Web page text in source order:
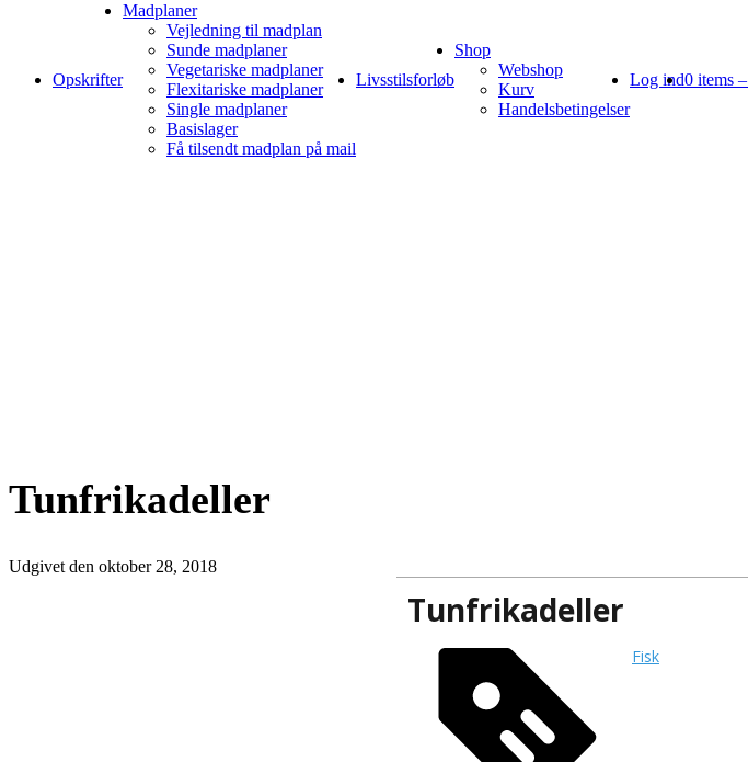
Opskrifter
Madplaner
Vejledning til madplan
Sunde madplaner
Vegetariske madplaner
Flexitariske madplaner
Single madplaner
Basislager
Få tilsendt madplan på mail
Livsstilsforløb
Shop
Webshop
Kurv
Handelsbetingelser
Log ind0 items –
Tunfrikadeller
Udgivet den oktober 28, 2018
Tunfrikadeller
Fisk